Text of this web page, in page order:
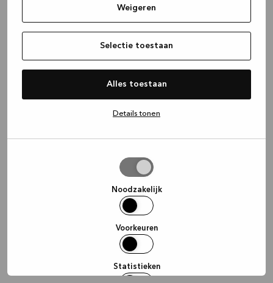
Weigeren
Selectie toestaan
Alles toestaan
Details tonen
Noodzakelijk
Voorkeuren
Statistieken
(see the browser console for more
information).